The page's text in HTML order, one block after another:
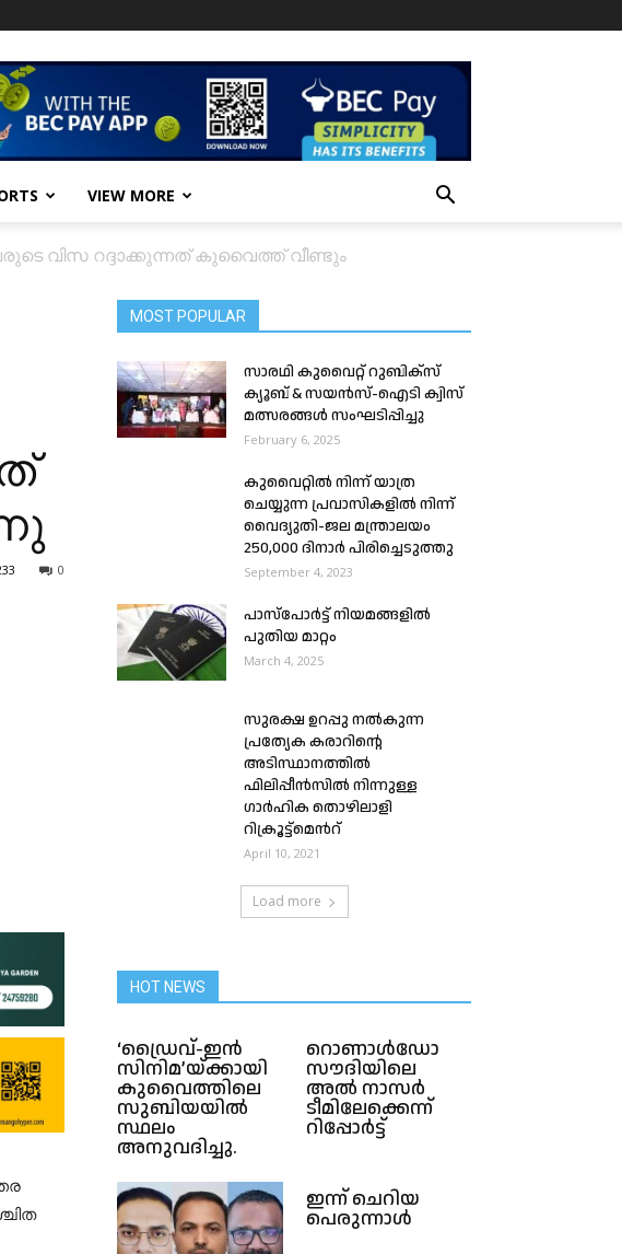
VIEW MORE
വിസ റദ്ദാക്കുന്നത് കുവൈത്ത് വീണ്ടും
0
MOST POPULAR
സാരഥി കുവൈറ്റ് റുബിക്‌സ്
ക്യൂബ് & സയൻസ്-ഐടി ക്വിസ്
മത്സരങ്ങൾ സംഘടിപ്പിച്ചു
February 6, 2025
കുവൈറ്റിൽ നിന്ന് യാത്ര
ചെയ്യുന്ന പ്രവാസികളിൽ നിന്ന്
വൈദ്യുതി-ജല മന്ത്രാലയം
250,000 ദിനാർ പിരിച്ചെടുത്തു
September 4, 2023
പാസ്പോർട്ട്‌ നിയമങ്ങളിൽ
പുതിയ മാറ്റം
March 4, 2025
സുരക്ഷ ഉറപ്പു നൽകുന്ന
പ്രത്യേക കരാറിൻ്റെ
അടിസ്ഥാനത്തിൽ
ഫിലിപ്പീൻസിൽ നിന്നുള്ള
ഗാർഹിക തൊഴിലാളി
റിക്രൂട്ട്മെൻറ്
April 10, 2021
Load more
HOT NEWS
‘ഡ്രൈവ്-ഇൻ
സിനിമ’യ്ക്കായി
കുവൈത്തിലെ
സുബിയയിൽ
സ്ഥലം
അനുവദിച്ചു.
റൊണാൾഡോ
സൗദിയിലെ
അൽ നാസർ
ടീമിലേക്കെന്ന്
റിപ്പോർട്ട്
ഇന്ന് ചെറിയ
പെരുന്നാൾ